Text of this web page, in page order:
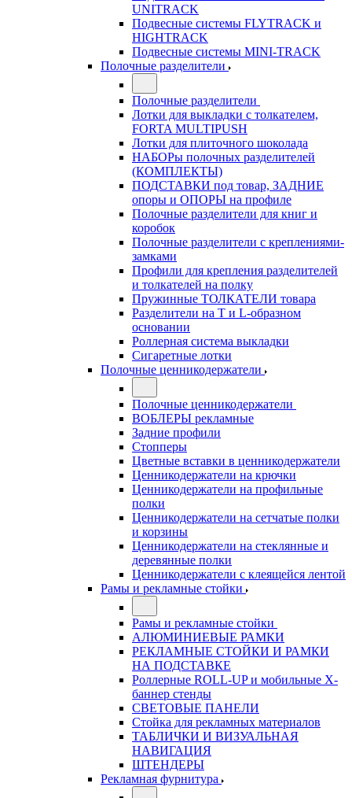
UNITRACK
Подвесные системы FLYTRACK и
HIGHTRACK
Подвесные системы MINI-TRACK
Полочные разделители
Полочные разделители
Лотки для выкладки с толкателем,
FORTA MULTIPUSH
Лотки для плиточного шоколада
НАБОРы полочных разделителей
(КОМПЛЕКТЫ)
ПОДСТАВКИ под товар, ЗАДНИЕ
опоры и ОПОРЫ на профиле
Полочные разделители для книг и
коробок
Полочные разделители с креплениями-
замками
Профили для крепления разделителей
и толкателей на полку
Пружинные ТОЛКАТЕЛИ товара
Разделители на Т и L-образном
основании
Роллерная система выкладки
Сигаретные лотки
Полочные ценникодержатели
Полочные ценникодержатели
ВОБЛЕРЫ рекламные
Задние профили
Стопперы
Цветные вставки в ценникодержатели
Ценникодержатели на крючки
Ценникодержатели на профильные
полки
Ценникодержатели на сетчатые полки
и корзины
Ценникодержатели на стеклянные и
деревянные полки
Ценникодержатели с клеящейся лентой
Рамы и рекламные стойки
Рамы и рекламные стойки
АЛЮМИНИЕВЫЕ РАМКИ
РЕКЛАМНЫЕ СТОЙКИ И РАМКИ
НА ПОДСТАВКЕ
Роллерные ROLL-UP и мобильные X-
баннер стенды
СВЕТОВЫЕ ПАНЕЛИ
Стойка для рекламных материалов
ТАБЛИЧКИ И ВИЗУАЛЬНАЯ
НАВИГАЦИЯ
ШТЕНДЕРЫ
Рекламная фурнитура